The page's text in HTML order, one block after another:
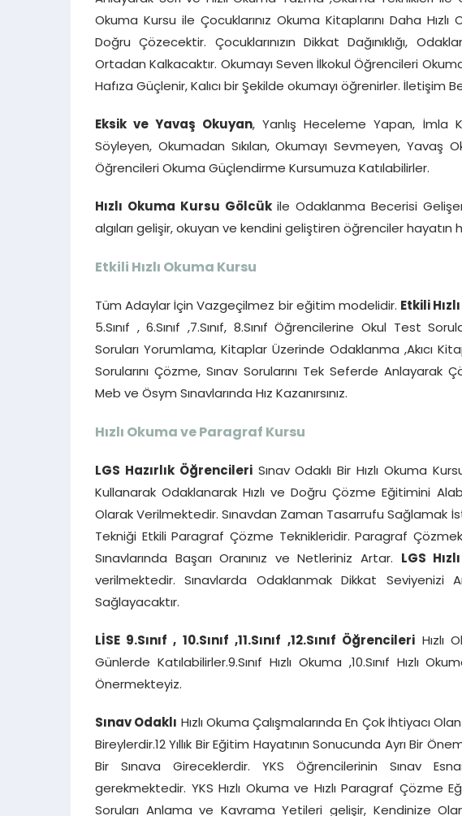
Okuma Kursu ile Çocuklarınız Okuma Kitaplarını Daha
Doğru Çözecektir. Çocuklarınızın Dikkat Dağınıklığı,
Ortadan Kalkacaktır. Okumayı Seven İlkokul Öğrencileri
Hafıza Güçlenir, Kalıcı bir Şekilde okumayı öğrenirler. İletişim
Eksik ve Yavaş Okuyan, Yanlış Heceleme Yapan, İmla
Söyleyen, Okumadan Sıkılan, Okumayı Sevmeyen, Yavaş
Öğrencileri Okuma Güçlendirme Kursumuza Katılabilirler.
Hızlı Okuma Kursu Gölcük ile Odaklanma Becerisi
algıları gelişir, okuyan ve kendini geliştiren öğrenciler hayatın
Etkili Hızlı Okuma Kursu
Tüm Adaylar İçin Vazgeçilmez bir eğitim modelidir. Etkili
5.Sınıf , 6.Sınıf ,7.Sınıf, 8.Sınıf Öğrencilerine Okul Test
Soruları Yorumlama, Kitaplar Üzerinde Odaklanma ,Akıcı
Sorularını Çözme, Sınav Sorularını Tek Seferde
Meb ve Ösym Sınavlarında Hız Kazanırsınız.
Hızlı Okuma ve Paragraf Kursu
LGS Hazırlık ÖğrencileriSınav Odaklı Bir Hızlı Okuma
Kullanarak Odaklanarak Hızlı ve Doğru Çözme Eğitimini
Olarak Verilmektedir. Sınavdan Zaman Tasarrufu Sağlamak
Tekniği Etkili Paragraf Çözme Teknikleridir. Paragraf
Sınavlarında Başarı Oranınız ve Netleriniz Artar. LGS
verilmektedir. Sınavlarda Odaklanmak Dikkat Seviyenizi
Sağlayacaktır.
LİSE 9.Sınıf , 10.Sınıf ,11.Sınıf ,12.Sınıf Öğrencileri Hızlı
Günlerde Katılabilirler.9.Sınıf Hızlı Okuma ,10.Sınıf Hızlı
Önermekteyiz.
Sınav Odaklı Hızlı Okuma Çalışmalarında En Çok İhtiyacı
Bireylerdir.12 Yıllık Bir Eğitim Hayatının Sonucunda Ayrı Bir
Bir Sınava Gireceklerdir. YKS Öğrencilerinin Sınav
gerekmektedir. YKS Hızlı Okuma ve Hızlı Paragraf Çözme
Soruları Anlama ve Kavrama Yetileri gelişir, Kendinize